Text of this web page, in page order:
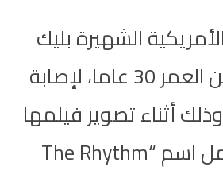
الشهيرة بليك
ليفلي، البالغة من العمر 30 عاما، لإصابة
أثناء تصوير فيلمها
الجديد الذي يحمل اسم “The Rhythm